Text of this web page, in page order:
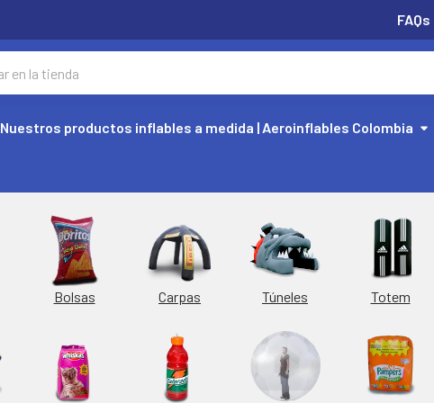
FAQs
Nuestros productos inflables a medida | Aeroinflables Colombia
Bolsas Carpas Túneles
Totem